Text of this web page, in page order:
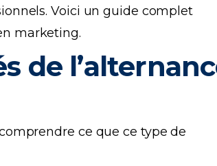
Voici un guide complet
marketing.
de
ce que ce type de